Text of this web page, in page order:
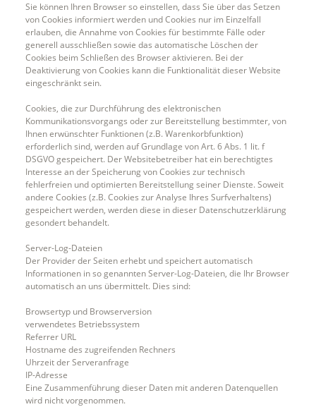
Sie können Ihren Browser so einstellen, dass Sie über das Setzen
von Cookies informiert werden und Cookies nur im Einzelfall
erlauben, die Annahme von Cookies für bestimmte Fälle oder
generell ausschließen sowie das automatische Löschen der
Cookies beim Schließen des Browser aktivieren. Bei der
Deaktivierung von Cookies kann die Funktionalität dieser Website
eingeschränkt sein.
Cookies, die zur Durchführung des elektronischen
Kommunikationsvorgangs oder zur Bereitstellung bestimmter, von
Ihnen erwünschter Funktionen (z.B. Warenkorbfunktion)
erforderlich sind, werden auf Grundlage von Art. 6 Abs. 1 lit. f
DSGVO gespeichert. Der Websitebetreiber hat ein berechtigtes
Interesse an der Speicherung von Cookies zur technisch
fehlerfreien und optimierten Bereitstellung seiner Dienste. Soweit
andere Cookies (z.B. Cookies zur Analyse Ihres Surfverhaltens)
gespeichert werden, werden diese in dieser Datenschutzerklärung
gesondert behandelt.
Server-Log-Dateien
Der Provider der Seiten erhebt und speichert automatisch
Informationen in so genannten Server-Log-Dateien, die Ihr Browser
automatisch an uns übermittelt. Dies sind:
Browsertyp und Browserversion
verwendetes Betriebssystem
Referrer URL
Hostname des zugreifenden Rechners
Uhrzeit der Serveranfrage
IP-Adresse
Eine Zusammenführung dieser Daten mit anderen Datenquellen
wird nicht vorgenommen.